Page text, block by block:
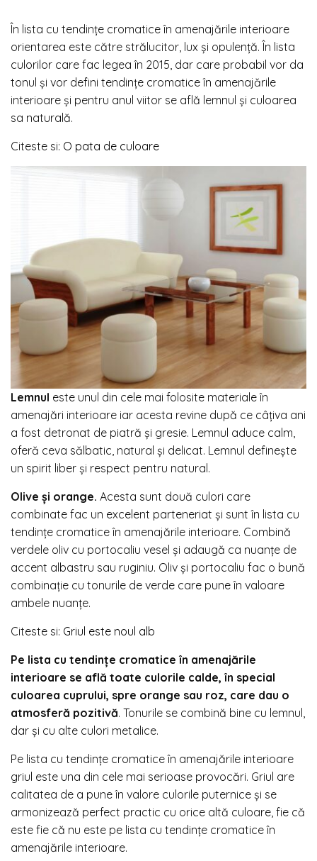
În lista cu tendințe cromatice în amenajările interioare
orientarea este către strălucitor, lux și opulență. În lista
culorilor care fac legea în 2015, dar care probabil vor da
tonul și vor defini tendințe cromatice în amenajările
interioare și pentru anul viitor se află lemnul și culoarea
sa naturală.
Citeste si: O pata de culoare
Lemnul este unul din cele mai folosite materiale în
amenajări interioare iar acesta revine după ce câțiva ani
a fost detronat de piatră și gresie. Lemnul aduce calm,
oferă ceva sălbatic, natural și delicat. Lemnul definește
un spirit liber și respect pentru natural.
Olive și orange. Acesta sunt două culori care
combinate fac un excelent parteneriat și sunt în lista cu
tendințe cromatice în amenajările interioare. Combină
verdele oliv cu portocaliu vesel și adaugă ca nuanțe de
accent albastru sau ruginiu. Oliv și portocaliu fac o bună
combinație cu tonurile de verde care pune în valoare
ambele nuanțe.
Citeste si: Griul este noul alb
Pe lista cu tendințe cromatice în amenajările
interioare se află toate culorile calde, în special
culoarea cuprului, spre orange sau roz, care dau o
atmosferă pozitivă. Tonurile se combină bine cu lemnul,
dar și cu alte culori metalice.
Pe lista cu tendințe cromatice în amenajările interioare
griul este una din cele mai serioase provocări. Griul are
calitatea de a pune în valore culorile puternice și se
armonizează perfect practic cu orice altă culoare, fie că
este fie că nu este pe lista cu tendințe cromatice în
amenajările interioare.